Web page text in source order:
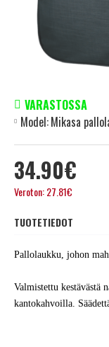
34.90€
Veroton: 27.81€
VARASTOSSA
Model:Mikasa
TUOTETIEDOT
Pallolaukku, johon
Valmistettu kestävästä
kantokahvoilla.